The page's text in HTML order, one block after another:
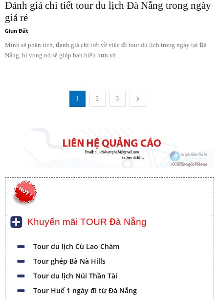
Đánh giá chi tiết tour du lịch Đà Nẵng trong ngày
giá rẻ
Giun Đất
Mình sẽ phân tích, đánh giá chi tiết về việc đi tour du lịch trong ngày tại Đà
Nẵng, hi vọng nó sẽ giúp bạn hiểu hơn và...
1 2 3
Khuyến mãi TOUR Đà Nẵng
Tour du lịch Cù Lao Chàm
Tour ghép Bà Nà Hills
Tour du lịch Núi Thần Tài
Tour Huế 1 ngày đi từ Đà Nẵng